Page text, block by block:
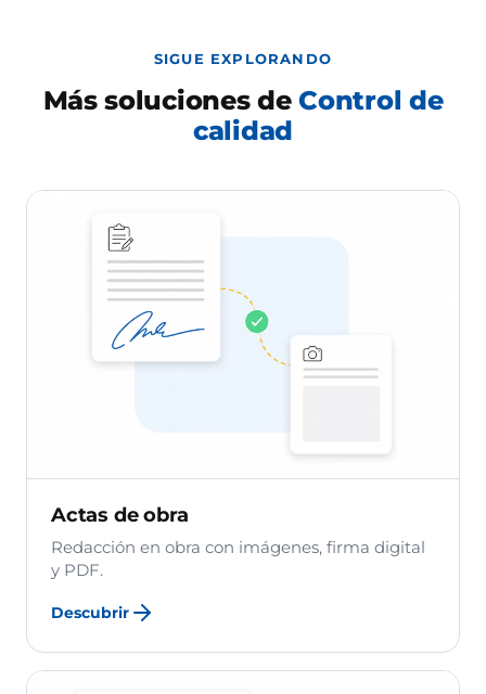
SIGUE EXPLORANDO
Más soluciones deControl de
calidad
Actas de obra
Redacción en obra con imágenes, firma digital
y PDF.
Descubrir